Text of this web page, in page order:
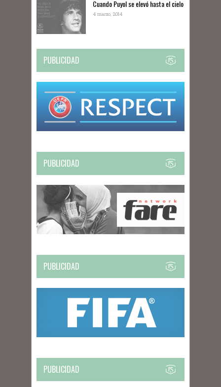
Cuando Puyol se elevó hasta el cielo
4 marzo, 2014
PUBLICIDAD
PUBLICIDAD
PUBLICIDAD
PUBLICIDAD